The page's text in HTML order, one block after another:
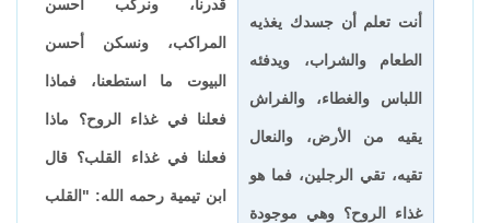
أنت تعلم أن جسدك يغذيه
الطعام والشراب، ويدفئه
اللباس والغطاء، والفراش
يقيه من الأرض، والنعال
تقيه، تقي الرجلين، فما هو
غذاء الروح؟ وهي موجودة
قدرنا، ونركب أحسن
المراكب، ونسكن أحسن
البيوت ما استطعنا، فماذا
فعلنا في غذاء الروح؟ ماذا
فعلنا في غذاء القلب؟ قال
ابن تيمية رحمه الله: "القلب